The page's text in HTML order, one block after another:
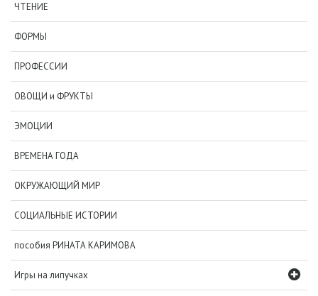
ЧТЕНИЕ
ФОРМЫ
ПРОФЕССИИ
ОВОЩИ и ФРУКТЫ
ЭМОЦИИ
ВРЕМЕНА ГОДА
ОКРУЖАЮЩИЙ МИР
СОЦИАЛЬНЫЕ ИСТОРИИ
пособия РИНАТА КАРИМОВА
Игры на липучках